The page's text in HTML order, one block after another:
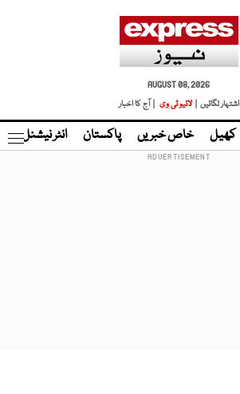
AUGUST 08, 2026
اشتہار لگائیں |
لائیو ٹی وی | آج کا اخبار
کھیل خاص خبریں پاکستان انٹر نیشنل